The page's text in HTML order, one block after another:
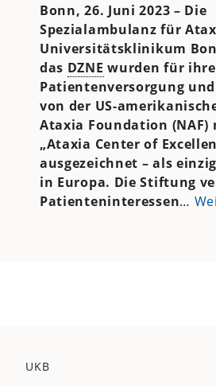
Bonn, 26. Juni 2023 – Die
Spezialambulanz für
Universitätsklinikum
das DZNE wurden für ihre
Patientenversorgung
von der US-
Ataxia Foundation (NAF)
„Ataxia Center of
ausgezeichnet – als
in Europa. Die Stiftung
Patienteninteressen…
UKB